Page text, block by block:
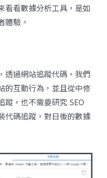
看看數據分析工具，是如
體驗。
透過網站追蹤代碼，我們
的互動行為，並且從中修
蹤，也不需要研究 SEO
代碼追蹤，對日後的數據